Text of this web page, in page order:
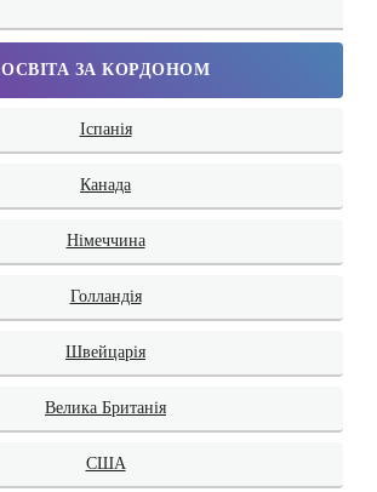
ОСВІТА ЗА КОРДОНОМ
Іспанія
Канада
Німеччина
Голландія
Швейцарія
Велика Британія
США